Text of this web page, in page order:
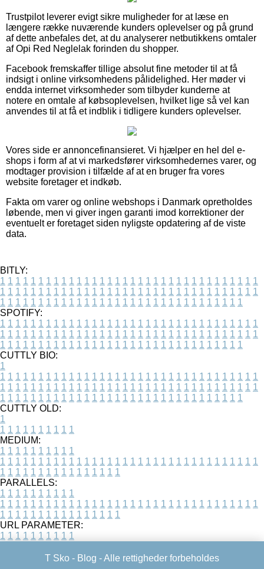
Trustpilot leverer evigt sikre muligheder for at læse en
længere række nuværende kunders oplevelser og på grund
af dette anbefales det, at du analyserer netbutikkens omtaler
af Opi Red Neglelak forinden du shopper.
Facebook fremskaffer tillige absolut fine metoder til at få
indsigt i online virksomhedens pålidelighed. Her møder vi
endda internet virksomheder som tilbyder kunderne at
notere en omtale af købsoplevelsen, hvilket lige så vel kan
anvendes til at få et indblik i tidligere kunders oplevelser.
Vores side er annoncefinansieret. Vi hjælper en hel del e-
shops i form af at vi markedsfører virksomhedernes varer, og
modtager provision i tilfælde af at en bruger fra vores
website foretager et indkøb.
Fakta om varer og online webshops i Danmark opretholdes
løbende, men vi giver ingen garanti imod korrektioner der
eventuelt er foretaget siden nyligste opdatering af de viste
data.
BITLY:
1 1 1 1 1 1 1 1 1 1 1 1 1 1 1 1 1 1 1 1 1 1 1 1 1 1 1 1 1 1 1 1 1 1
1 1 1 1 1 1 1 1 1 1 1 1 1 1 1 1 1 1 1 1 1 1 1 1 1 1 1 1 1 1 1 1 1 1
1 1 1 1 1 1 1 1 1 1 1 1 1 1 1 1 1 1 1 1 1 1 1 1 1 1 1 1 1 1 1 1
SPOTIFY:
1 1 1 1 1 1 1 1 1 1 1 1 1 1 1 1 1 1 1 1 1 1 1 1 1 1 1 1 1 1 1 1 1 1
1 1 1 1 1 1 1 1 1 1 1 1 1 1 1 1 1 1 1 1 1 1 1 1 1 1 1 1 1 1 1 1 1 1
1 1 1 1 1 1 1 1 1 1 1 1 1 1 1 1 1 1 1 1 1 1 1 1 1 1 1 1 1 1 1 1
CUTTLY BIO:
1
1 1 1 1 1 1 1 1 1 1 1 1 1 1 1 1 1 1 1 1 1 1 1 1 1 1 1 1 1 1 1 1 1 1
1 1 1 1 1 1 1 1 1 1 1 1 1 1 1 1 1 1 1 1 1 1 1 1 1 1 1 1 1 1 1 1 1 1
1 1 1 1 1 1 1 1 1 1 1 1 1 1 1 1 1 1 1 1 1 1 1 1 1 1 1 1 1 1 1 1
CUTTLY OLD:
1
1 1 1 1 1 1 1 1 1 1
MEDIUM:
1 1 1 1 1 1 1 1 1 1
1 1 1 1 1 1 1 1 1 1 1 1 1 1 1 1 1 1 1 1 1 1 1 1 1 1 1 1 1 1 1 1 1 1
1 1 1 1 1 1 1 1 1 1 1 1 1 1 1 1
PARALLELS:
1 1 1 1 1 1 1 1 1 1
1 1 1 1 1 1 1 1 1 1 1 1 1 1 1 1 1 1 1 1 1 1 1 1 1 1 1 1 1 1 1 1 1 1
1 1 1 1 1 1 1 1 1 1 1 1 1 1 1 1
URL PARAMETER:
1 1 1 1 1 1 1 1 1 1
T Sko - Blog - Alle rettigheder forbeholdes